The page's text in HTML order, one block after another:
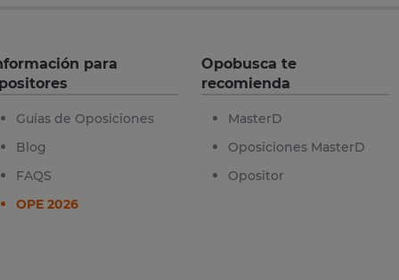
para
Guías de Oposiciones
Blog
FAQS
OPE 2026
Opobusca te
recomienda
MasterD
Oposiciones MasterD
Opositor